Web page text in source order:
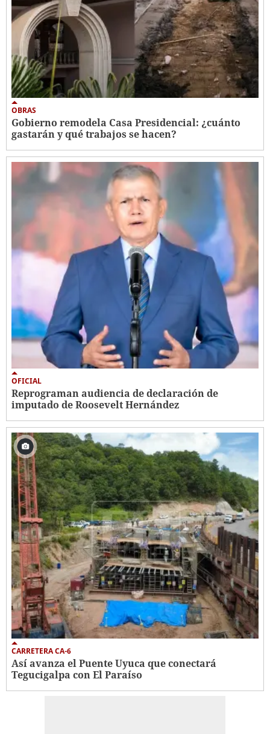
OBRAS
Gobierno remodela Casa Presidencial: ¿cuánto
gastarán y qué trabajos se hacen?
OFICIAL
Reprograman audiencia de declaración de
imputado de Roosevelt Hernández
CARRETERA CA-6
Así avanza el Puente Uyuca que conectará
Tegucigalpa con El Paraíso